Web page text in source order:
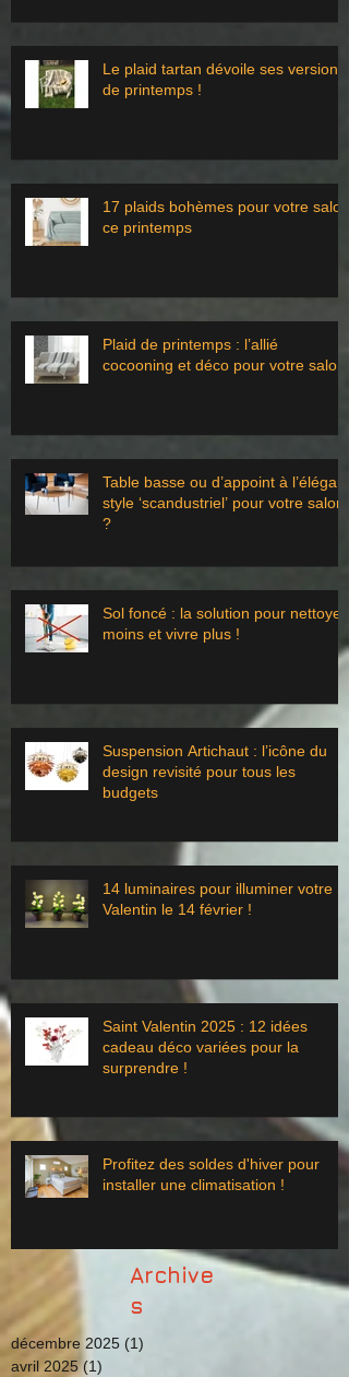
Le plaid tartan dévoile ses versions
de printemps !
17 plaids bohèmes pour votre salon
ce printemps
Plaid de printemps : l’allié
cocooning et déco pour votre salon
Table basse ou d’appoint à l’élégant
style ‘scandustriel’ pour votre salon
?
Sol foncé : la solution pour nettoyer
moins et vivre plus !
Suspension Artichaut : l’icône du
design revisité pour tous les
budgets
14 luminaires pour illuminer votre St
Valentin le 14 février !
Saint Valentin 2025 : 12 idées
cadeau déco variées pour la
surprendre !
Profitez des soldes d'hiver pour
installer une climatisation !
Archive
s
décembre 2025 (1)
avril 2025 (1)